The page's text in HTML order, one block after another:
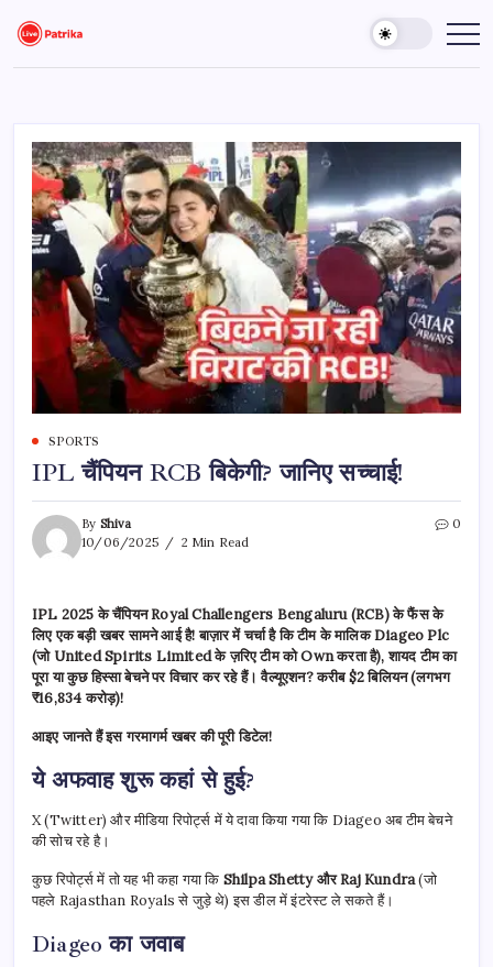
content
Live
Patrika
Breaking
Latest
SPORTS
IPL चैंपियन RCB बिकेगी? जानिए सच्चाई!
By Shiva
10/06/2025
2 Min Read
0
IPL 2025 के चैंपियन Royal Challengers Bengaluru (RCB) के फैंस के
लिए एक बड़ी खबर सामने आई है! बाज़ार में चर्चा है कि टीम के मालिक Diageo Plc
(जो United Spirits Limited के ज़रिए टीम को Own करता है), शायद टीम का
पूरा या कुछ हिस्सा बेचने पर विचार कर रहे हैं। वैल्यूएशन? करीब $2 बिलियन (लगभग
₹16,834 करोड़)!
आइए जानते हैं इस गरमागर्म खबर की पूरी डिटेल!
ये अफवाह शुरू कहां से हुई?
X (Twitter) और मीडिया रिपोर्ट्स में ये दावा किया गया कि Diageo अब टीम बेचने
की सोच रहे है।
कुछ रिपोर्ट्स में तो यह भी कहा गया कि Shilpa Shetty और Raj Kundra(जो
पहले Rajasthan Royals से जुड़े थे) इस डील में इंटरेस्ट ले सकते हैं।
Diageo का जवाब